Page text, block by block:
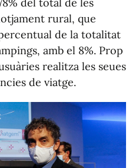
del total de les
rural, que
de la totalitat
amb el 8%. Prop
realitza les seues
de viatge.